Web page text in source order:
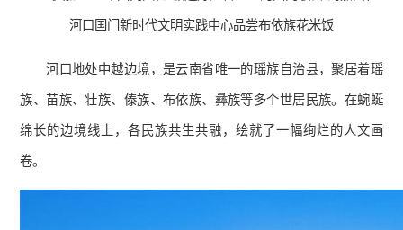
河口国门新时代文明实践中心品尝布依族花米饭
河口地处中越边境，是云南省唯一的瑶族自治县，聚居着瑶
族、苗族、壮族、傣族、布依族、彝族等多个世居民族。在蜿蜒
绵长的边境线上，各民族共生共融，绘就了一幅绚烂的人文画
卷。